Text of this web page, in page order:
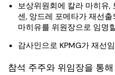
보상위원회에 칼라 마히유,
센, 앙드레 포메타가 재선
마히유를 위원장으로 임명
감사인으로 KPMG가 재선
참석 주주와 위임장을 통